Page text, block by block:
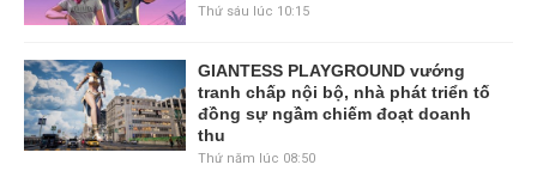
Thứ sáu lúc 10:15
GIANTESS PLAYGROUND vướng
tranh chấp nội bộ, nhà phát triển tố
đồng sự ngầm chiếm đoạt doanh
thu
Thứ năm lúc 08:50